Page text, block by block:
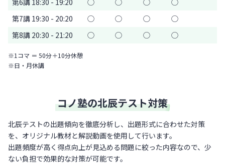
第7講 19:30 - 20:20
◯ ◯ ◯
◯
第8講 20:30 - 21:20
◯ ◯ ◯ ◯
※1コマ ＝ 50分＋10分休憩
※日・月休講
コノ塾の北辰テスト対策
北辰テストの出題傾向を徹底分析し、出題形式に合わせた対策
を、オリジナル教材と解説動画を使用して行います。
出題頻度が高く得点向上が見込める問題に絞った内容なので、少
ない負担で効果的な対策が可能です。